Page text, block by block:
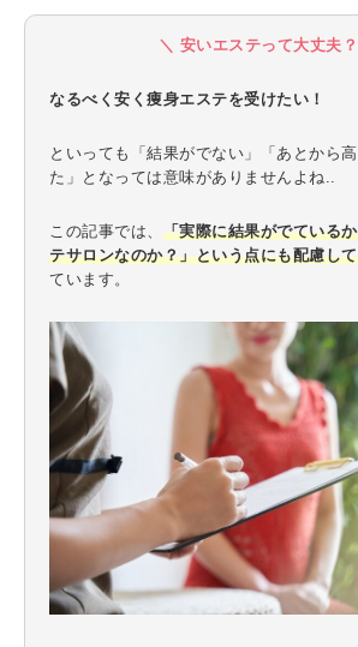
＼ 安いエステって大丈夫
なるべく安く痩身エステを受けたい！
といっても「結果がでない」「あとから
た」となっては意味がありませんよね..
この記事では、 「実際に結果がでている
テサロンなのか？」という点にも配慮し
ています。